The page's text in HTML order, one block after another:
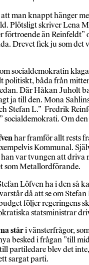
att man knappt hänger
Plötsligt skriver Lena
förtroende än
Drevet fick ju som det
socialdemokratin
politiskt, båda från
Där Håkan Juholt
ja till den. Mona
Stefan L.” Fredrik
socialdemokrati. Om
har framför allt rests
Kommunal.
var tvungen att driva
som Metallordförande.
Löfven ha i den så
då att se om
följer regeringens
statsministrar
ståri vänsterfrågor,
besked i frågan ”till
partiledare blev det
sargat parti.